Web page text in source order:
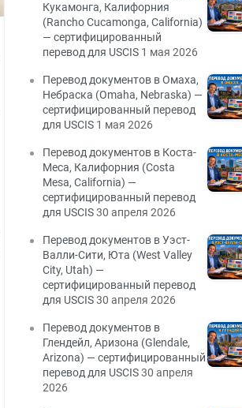
Кукамонга, Калифорния
(Rancho Cucamonga, California)
— сертифицированный
перевод для USCIS 1 мая 2026
Перевод документов в Омаха,
Небраска (Omaha, Nebraska) —
сертифицированный перевод
для USCIS 1 мая 2026
Перевод документов в Коста-
Меса, Калифорния (Costa
Mesa, California) —
сертифицированный перевод
для USCIS30 апреля 2026
Перевод документов в Уэст-
Валли-Сити, Юта (West Valley
City, Utah) —
сертифицированный перевод
для USCIS30 апреля 2026
Перевод документов в
Глендейл, Аризона (Glendale,
Arizona) — сертифицированный
перевод для USCIS30 апреля
2026